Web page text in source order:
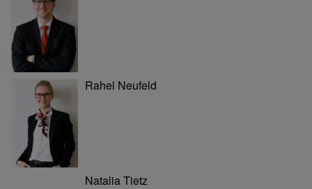
Rahel Neufeld
Natalia Tietz